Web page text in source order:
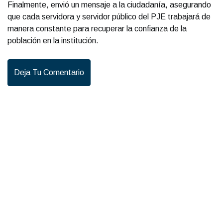
Finalmente, envió un mensaje a la ciudadanía, asegurando
que cada servidora y servidor público del PJE trabajará de
manera constante para recuperar la confianza de la
población en la institución.
Deja Tu Comentario